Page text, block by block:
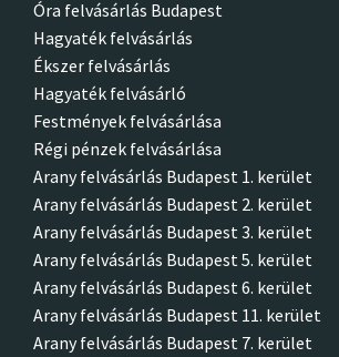
Óra felvásárlás Budapest
Hagyaték felvásárlás
Ékszer felvásárlás
Hagyaték felvásárló
Festmények felvásárlása
Régi pénzek felvásárlása
Arany felvásárlás Budapest 1. kerület
Arany felvásárlás Budapest 2. kerület
Arany felvásárlás Budapest 3. kerület
Arany felvásárlás Budapest 5. kerület
Arany felvásárlás Budapest 6. kerület
Arany felvásárlás Budapest 11. kerület
Arany felvásárlás Budapest 7. kerület